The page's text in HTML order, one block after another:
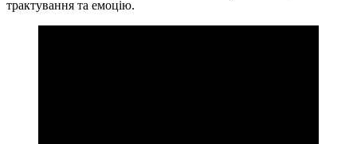
трактування та емоцію.